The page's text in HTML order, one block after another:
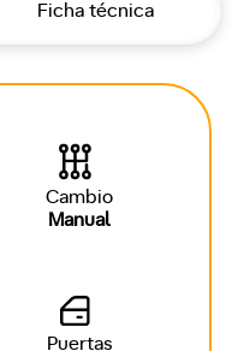
Ficha técnica
Cambio
Manual
Puertas